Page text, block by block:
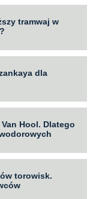
tramwaj w
dla
Hool. Dlatego
torowisk.